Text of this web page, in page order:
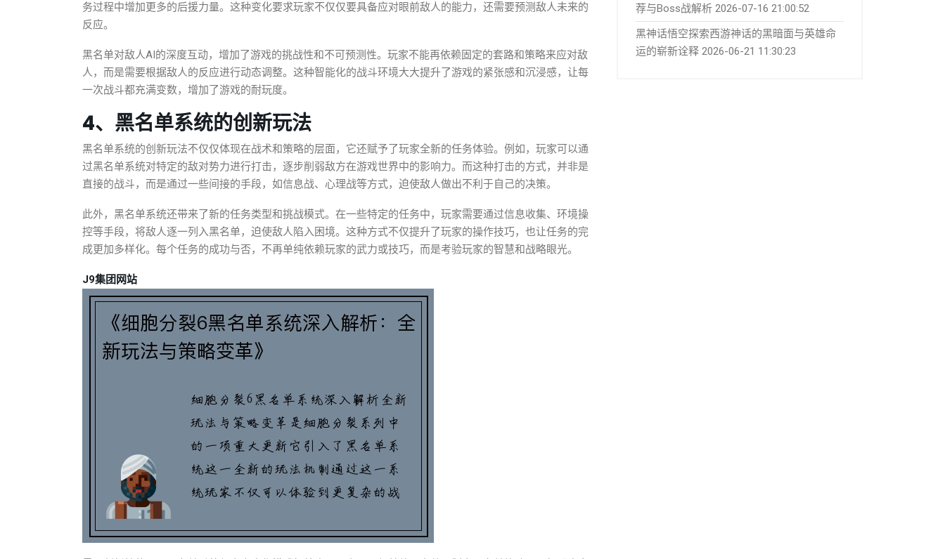
务过程中增加更多的后援力量。这种变化要求玩家不仅仅要具备应对眼前敌人的能力，还需要预测敌人未来的
反应。
黑名单对敌人AI的深度互动，增加了游戏的挑战性和不可预测性。玩家不能再依赖固定的套路和策略来应对敌
人，而是需要根据敌人的反应进行动态调整。这种智能化的战斗环境大大提升了游戏的紧张感和沉浸感，让每
一次战斗都充满变数，增加了游戏的耐玩度。
4、黑名单系统的创新玩法
黑名单系统的创新玩法不仅仅体现在战术和策略的层面，它还赋予了玩家全新的任务体验。例如，玩家可以通
过黑名单系统对特定的敌对势力进行打击，逐步削弱敌方在游戏世界中的影响力。而这种打击的方式，并非是
直接的战斗，而是通过一些间接的手段，如信息战、心理战等方式，迫使敌人做出不利于自己的决策。
此外，黑名单系统还带来了新的任务类型和挑战模式。在一些特定的任务中，玩家需要通过信息收集、环境操
控等手段，将敌人逐一列入黑名单，迫使敌人陷入困境。这种方式不仅提升了玩家的操作技巧，也让任务的完
成更加多样化。每个任务的成功与否，不再单纯依赖玩家的武力或技巧，而是考验玩家的智慧和战略眼光。
J9集团网站
荐与Boss战解析 2026-07-16 21:00:52
黑神话悟空探索西游神话的黑暗面与英雄命
运的崭新诠释 2026-06-21 11:30:23